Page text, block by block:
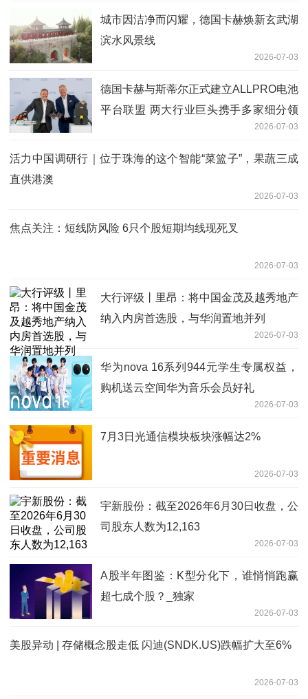
城市因洁净而闪耀，德国卡赫焕新玄武湖
滨水风景线
2026-07-03
德国卡赫与斯蒂尔正式建立ALLPRO电池
平台联盟 两大行业巨头携手多家细分领
域专家，共推专业级电池生态系统2026-07-03
活力中国调研行｜位于珠海的这个智能“菜篮子”，果蔬三成
直供港澳
2026-07-03
焦点关注：短线防风险 6只个股短期均线现死叉
2026-07-03
大行评级丨里昂：将中国金茂及越秀地产
纳入内房首选股，与华润置地并列
2026-07-03
华为nova 16系列944元学生专属权益，
购机送云空间华为音乐会员好礼
2026-07-03
7月3日光通信模块板块涨幅达2%
2026-07-03
宇新股份：截至2026年6月30日收盘，公
司股东人数为12,163
2026-07-03
A股半年图鉴：K型分化下，谁悄悄跑赢
超七成个股？_独家
2026-07-03
美股异动 | 存储概念股走低 闪迪(SNDK.US)跌幅扩大至6%
2026-07-03